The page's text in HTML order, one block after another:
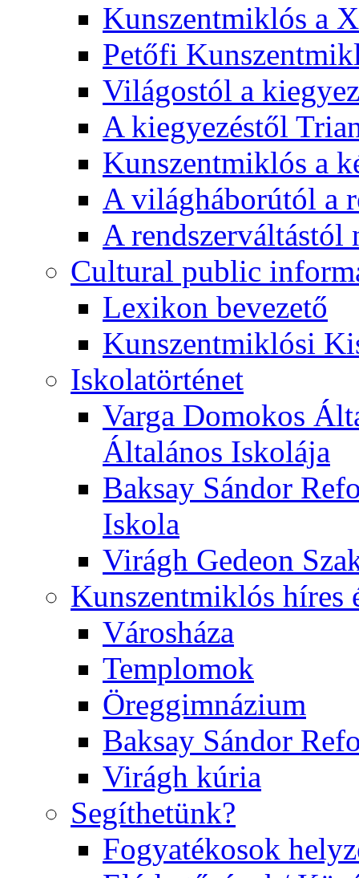
Kunszentmiklós a
Petőfi
Világostól a
A kiegyezéstől
Kunszentmiklós a
A világháborútól a
A rendszerváltástól
Cultural public
Lexikon bevezető
Kunszentmiklósi
Iskolatörténet
Varga Domokos
Általános Iskolája
Baksay Sándor
Iskola
Virágh Gedeon
Kunszentmiklós híres
Városháza
Templomok
Öreggimnázium
Baksay Sándor
Virágh kúria
Segíthetünk?
Fogyatékosok